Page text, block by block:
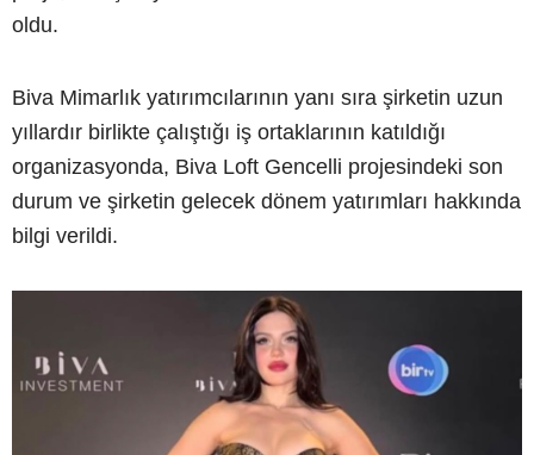
oldu.
Biva Mimarlık yatırımcılarının yanı sıra şirketin uzun
yıllardır birlikte çalıştığı iş ortaklarının katıldığı
organizasyonda, Biva Loft Gencelli projesindeki son
durum ve şirketin gelecek dönem yatırımları hakkında
bilgi verildi.